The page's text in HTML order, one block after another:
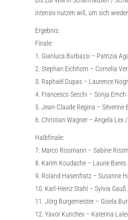
intensiv nutzen will, um sich
Ergebnis:
Finale:
1. Gianluca Burbassi – Patrizia
2. Stephan Eichhorn – Cornelia
3. Raphaël Dupas – Laurence
4. Francesco Secchi – Sonja Emch
5. Jean-Claude Regina – Séverine
6. Christian Wagner – Angela Lex /
Halbfinale:
7. Marco Rissmann – Sabine
8. Karim Koudache – Laurie Bares
9. Roland Hasenfratz – Susanne
10. Karl-Heinz Stahl – Sylvia Gauß
11. Jörg Burgemeister – Gisela
12. Yavor Kunchev – Katerina